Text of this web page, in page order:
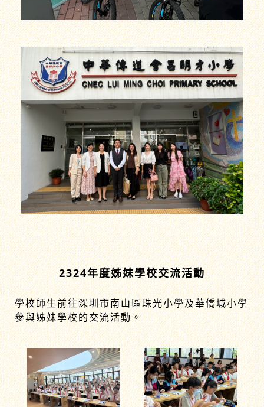
2324年度姊妹學校交流活動
學校師生前往深圳市南山區珠光小學及華僑城小學
參與姊妹學校的交流活動。